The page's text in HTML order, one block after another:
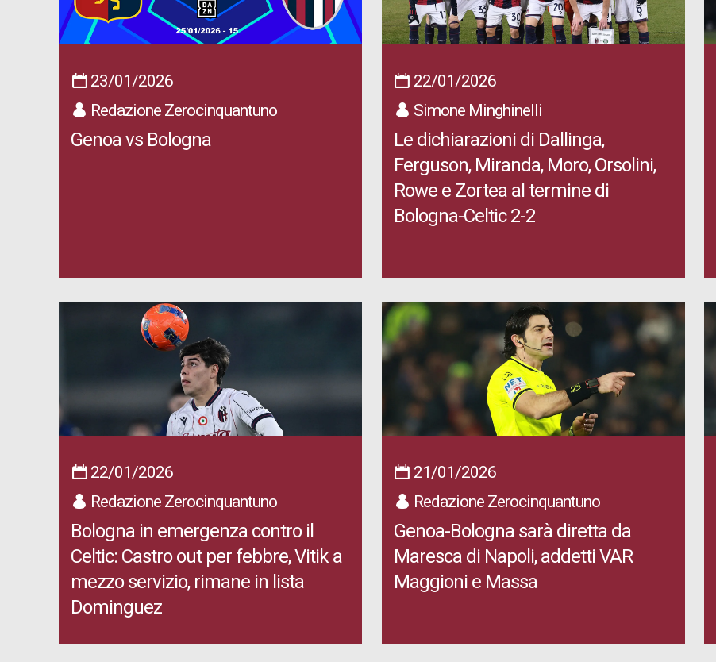
23/01/2026
Redazione Zerocinquantuno
Genoa vs Bologna
22/01/2026
Simone Minghinelli
Le dichiarazioni di Dallinga,
Ferguson, Miranda, Moro, Orsolini,
Rowe e Zortea al termine di
Bologna-Celtic 2-2
22/01/2026
Redazione Zerocinquantuno
Bologna in emergenza contro il
Celtic: Castro out per febbre, Vitik a
mezzo servizio, rimane in lista
Dominguez
21/01/2026
Redazione Zerocinquantuno
Genoa-Bologna sarà diretta da
Maresca di Napoli, addetti VAR
Maggioni e Massa